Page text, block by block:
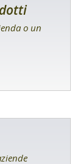
o un